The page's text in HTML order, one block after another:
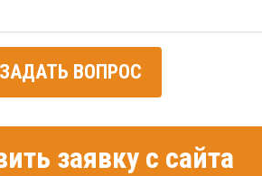
ЗАДАТЬ ВОПРОС
заявку с сайта